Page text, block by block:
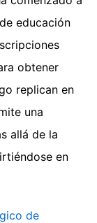
educación
obtener
replican en
una
allá de la
en
de